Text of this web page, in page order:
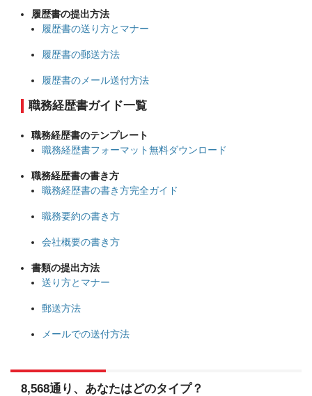
履歴書の提出方法
履歴書の送り方とマナー
履歴書の郵送方法
履歴書のメール送付方法
職務経歴書ガイド一覧
職務経歴書のテンプレート
職務経歴書フォーマット無料ダウンロード
職務経歴書の書き方
職務経歴書の書き方完全ガイド
職務要約の書き方
会社概要の書き方
書類の提出方法
送り方とマナー
郵送方法
メールでの送付方法
8,568通り、あなたはどのタイプ？